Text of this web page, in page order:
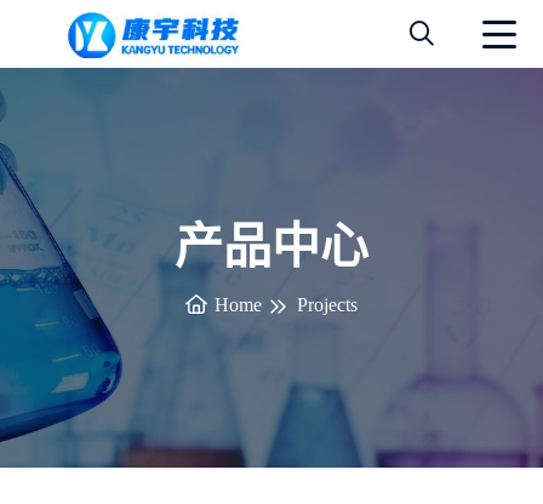
产品中心
Home Projects